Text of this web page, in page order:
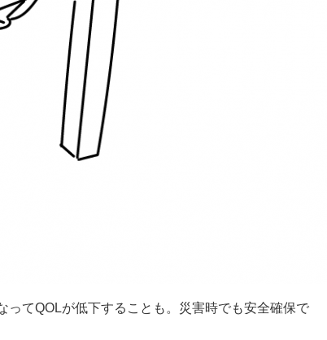
てQOLが低下することも。災害時でも安全確保で